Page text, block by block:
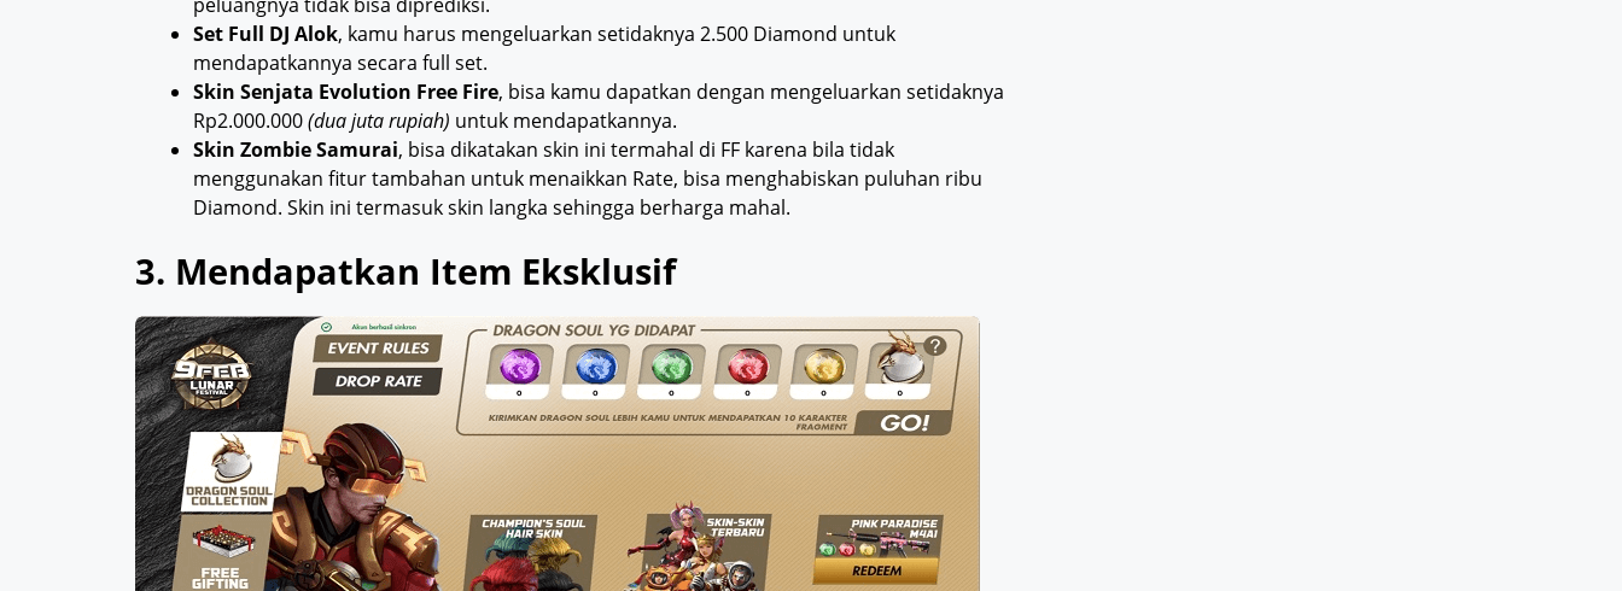
peluangnya tidak bisa diprediksi.
Set Full DJ Alok, kamu harus mengeluarkan setidaknya 2.500 Diamond untuk
mendapatkannya secara full set.
Skin Senjata Evolution Free Fire, bisa kamu dapatkan dengan mengeluarkan setidaknya
Rp2.000.000(dua juta rupiah) untuk mendapatkannya.
Skin Zombie Samurai, bisa dikatakan skin ini termahal di FF karena bila tidak
menggunakan fitur tambahan untuk menaikkan Rate, bisa menghabiskan puluhan ribu
Diamond. Skin ini termasuk skin langka sehingga berharga mahal.
3. Mendapatkan Item Eksklusif